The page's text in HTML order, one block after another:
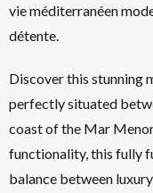
vie méditerranéen
détente.
Discover this stunning
perfectly situated
coast of the Mar
functionality, this fully
balance between